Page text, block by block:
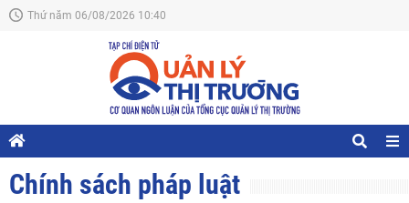
Thứ năm 06/08/2026 10:40
Chính sách pháp luật